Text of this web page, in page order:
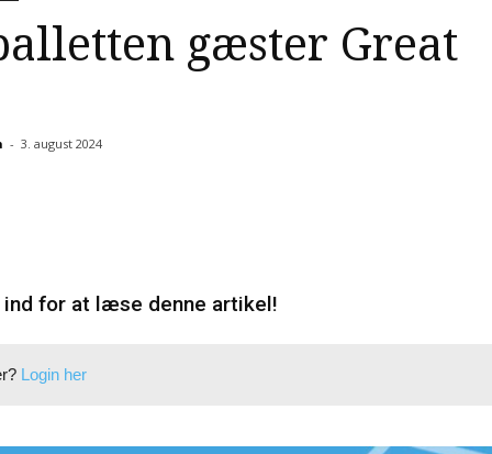
gæster Great
- 3. august 2024
for at læse denne artikel!
Login her